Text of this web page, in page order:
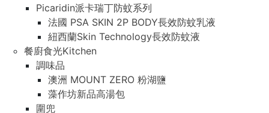
Picaridin派卡瑞丁防蚊系列
法國 PSA SKIN 2P BODY長效防蚊乳液
紐西蘭Skin Technology長效防蚊液
餐廚食光Kitchen
調味品
澳洲 MOUNT ZERO 粉湖鹽
藻作坊新品高湯包
圍兜